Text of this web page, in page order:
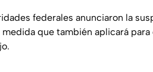
federales anunciaron la
medida que también aplicará